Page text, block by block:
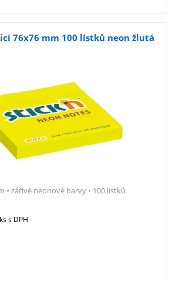
76x76 mm 100 lístků neon žlutá
s DPH
• zářivé neonové barvy • 100 lístků